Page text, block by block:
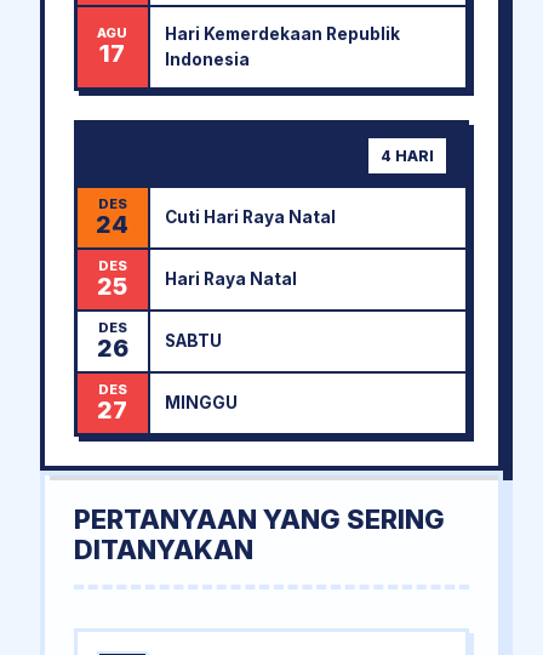
AGU
17
Hari Kemerdekaan Republik
Indonesia
4 HARI
DES
24 Cuti Hari Raya Natal
DES
25 Hari Raya Natal
DES
26 SABTU
DES
27 MINGGU
PERTANYAAN YANG SERING
DITANYAKAN